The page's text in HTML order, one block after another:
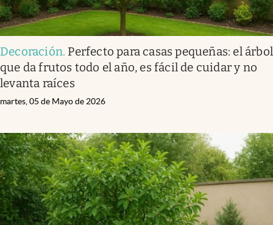
Decoración. Perfecto para casas pequeñas: el árbol
que da frutos todo el año, es fácil de cuidar y no
levanta raíces
martes, 05 de Mayo de 2026